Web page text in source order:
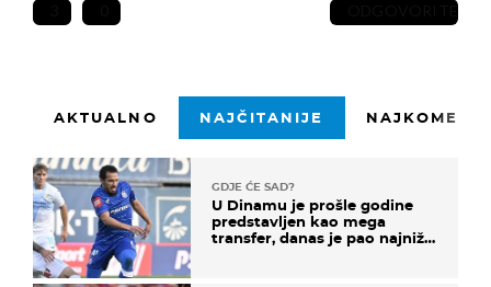
AKTUALNO NAJČITANIJE
GDJE ĆE SAD?
U Dinamu je prošle godine
predstavljen kao mega
transfer, danas je pao najniže